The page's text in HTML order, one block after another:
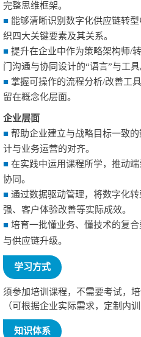
完整思维框架。
■ 能够清晰识别数字化供应链转
织四大关键要素及其关系。
■ 提升在企业中作为策略架构师/
门沟通与协同设计的“语言”与工具
■ 掌握可操作的流程分析/改善工
留在概念化层面。
企业层面
■ 帮助企业建立与战略目标一致
计与业务运营的对齐。
■ 在实践中运用课程所学，推动
协同。
■ 通过数据驱动管理，将数字化
强、客户体验改善等实际成效。
■ 培育一批懂业务、懂技术的复
与供应链升级。
学习方式
须参加培训课程，不需要考试，
（可根据企业实际需求，定制内训
知识体系